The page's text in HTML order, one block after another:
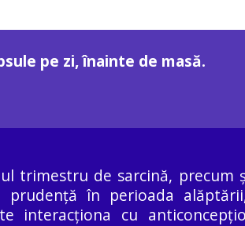
pe zi, înainte de masă.
trimestru de sarcină, precum
în perioada
interacționa cu